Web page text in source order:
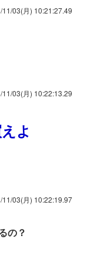
11/03(月) 10:21:27.49
11/03(月) 10:22:13.29
よ
11/03(月) 10:22:19.97
の？